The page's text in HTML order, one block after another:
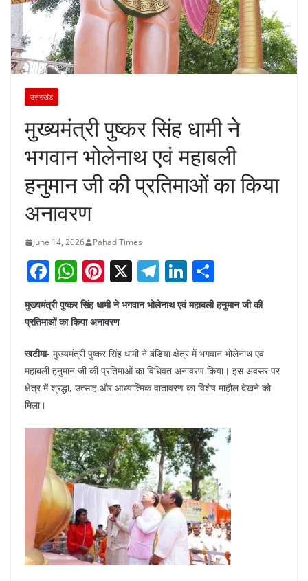
उत्तराखंड
मुख्यमंत्री पुष्कर सिंह धामी ने
भगवान भोलेनाथ एवं महाबली
हनुमान जी की प्रतिमाओं का किया
अनावरण
June 14, 2026 Pahad Times
F
a
c
b
o
o
k
W
h
at
A
p
Pi
nt
er
st
X T
el
e
a
m
Li
k
dI
n
ar
मुख्यमंत्री पुष्कर सिंह धामी ने भगवान भोलेनाथ एवं महाबली हनुमान जी की
प्रतिमाओं का किया अनावरण
खटीमा- मुख्यमंत्री पुष्कर सिंह धामी ने बंडिया क्षेत्र में भगवान भोलेनाथ एवं
महाबली हनुमान जी की प्रतिमाओं का विधिवत अनावरण किया। इस अवसर पर
क्षेत्र में श्रद्धा, उत्साह और आध्यात्मिक वातावरण का विशेष माहौल देखने को
मिला।